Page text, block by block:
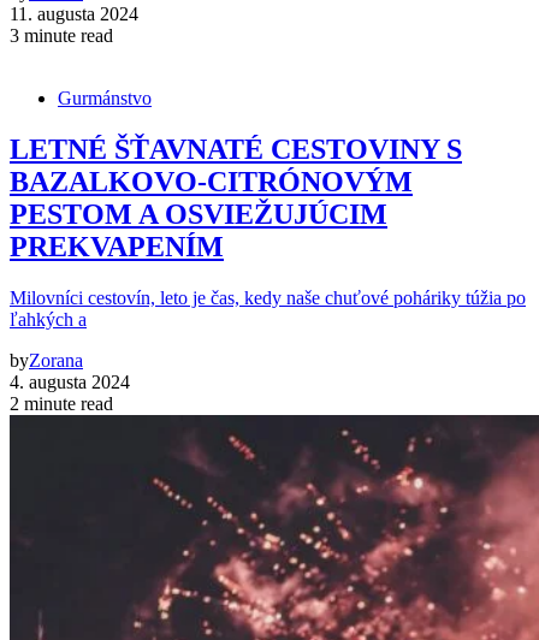
11. augusta 2024
3 minute read
Gurmánstvo
LETNÉ ŠŤAVNATÉ CESTOVINY S
BAZALKOVO-CITRÓNOVÝM
PESTOM A OSVIEŽUJÚCIM
PREKVAPENÍM
Milovníci cestovín, leto je čas, kedy naše chuťové poháriky túžia po
ľahkých a
byZorana
4. augusta 2024
2 minute read